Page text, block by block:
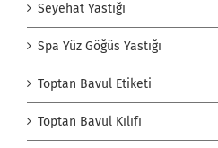
Seyehat Yastığı
Spa Yüz Göğüs Yastığı
Toptan Bavul Etiketi
Toptan Bavul Kılıfı